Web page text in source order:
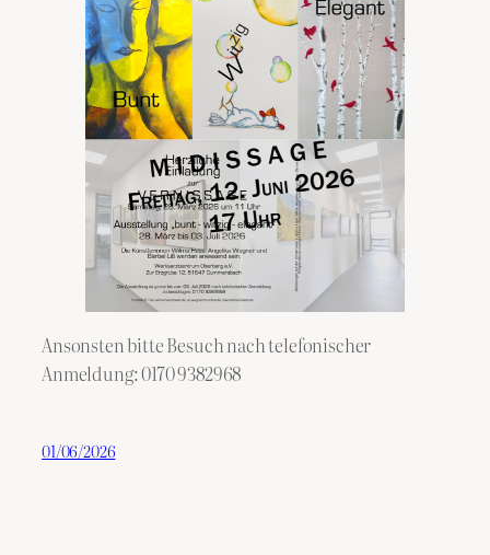
Ansonsten bitte Besuch nach telefonischer
Anmeldung: 0170 9382968
01/06/2026